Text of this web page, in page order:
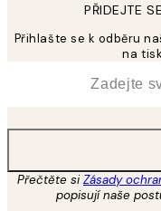
PŘIDEJTE
Přihlašte se k odběru
na
Přečtěte siZásady
popisují naše